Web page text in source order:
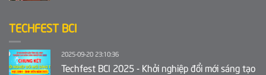
TECHFEST BCI
2025-09-20 23:10:36
Techfest BCI 2025 - Khởi nghiệp đổi mới sáng tạo